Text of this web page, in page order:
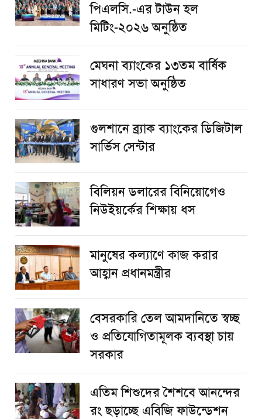
পিএলসি.-এর টাউন হল
মিটিং-২০২৬ অনুষ্ঠিত
মেঘনা ব্যাংকের ১৩তম বার্ষিক
সাধারণ সভা অনুষ্ঠিত
গুলশানে ব্র্যাক ব্যাংকের ডিজিটাল
সার্ভিস সেন্টার
বিলিয়ন ডলারের বিনিয়োগেও
নিউইয়র্কের শিক্ষায় ধস
মানুষের কল্যাণে কাজ করার
আহ্বান প্রধানমন্ত্রীর
বেসরকারি তেল আমদানিতে স্বচ্ছ
ও প্রতিযোগিতামূলক ব্যবস্থা চায়
সরকার
এতিম শিশুদের শৈশবে আনন্দের
রং ছড়াচ্ছে এবিজি ফাউন্ডেশন